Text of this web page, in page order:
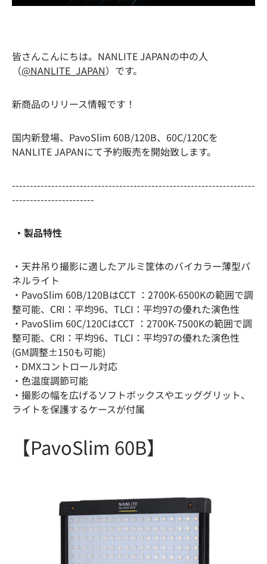
皆さんこんにちは。NANLITE JAPANの中の人
（@NANLITE_JAPAN）です。
新商品のリリース情報です！
国内新登場、PavoSlim 60B/120B、60C/120Cを
NANLITE JAPANにて予約販売を開始致します。
--------------------------------------------------------------------
-----------------------
・製品特性
・ 天井吊り撮影に適したアルミ筐体のバイカラー薄型パ
ネルライト
・PavoSlim 60B/120BはCCT ：2700K-6500Kの範囲で調
整可能、CRI：平均96、TLCI：平均97の優れた演色性
・PavoSlim 60C/120CはCCT ：2700K-7500Kの範囲で調
整可能、CRI：平均96、TLCI：平均97の優れた演色性
(GM調整±150も可能)
・DMXコントロール対応
・色温度調節可能
・撮影の幅を広げるソフトボックスやエッググリット、
ライトを保護するケースが付属
【PavoSlim 60B】